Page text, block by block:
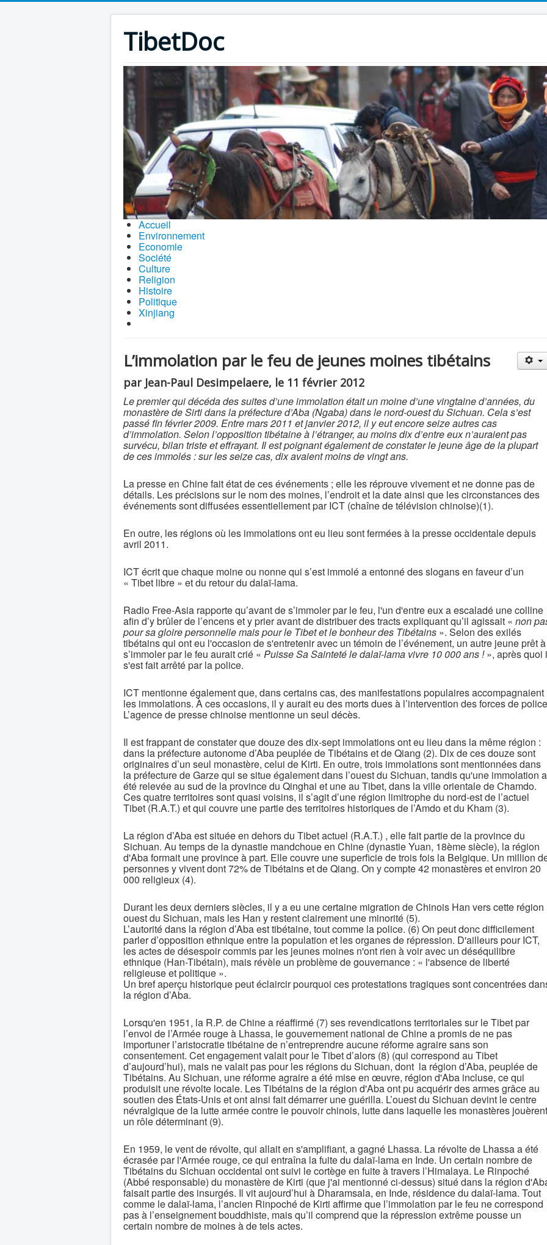
TibetDoc
Accueil
Environnement
Economie
Société
Culture
Religion
Histoire
Politique
Xinjiang
L’immolation par le feu de jeunes moines tibétains
par Jean-Paul Desimpelaere, le 11 février 2012
Le premier qui décéda des suites d’une immolation était un moine d’une vingtaine d’années, du
monastère de Sirti dans la préfecture d’Aba (Ngaba) dans le nord-ouest du Sichuan. Cela s’est
passé fin février 2009. Entre mars 2011 et janvier 2012, il y eut encore seize autres cas
d’immolation. Selon l’opposition tibétaine à l’étranger, au moins dix d’entre eux n’auraient pas
survécu, bilan triste et effrayant. Il est poignant également de constater le jeune âge de la plupart
de ces immolés : sur les seize cas, dix avaient moins de vingt ans.
La presse en Chine fait état de ces événements ; elle les réprouve vivement et ne donne pas de
détails. Les précisions sur le nom des moines, l’endroit et la date ainsi que les circonstances des
événements sont diffusées essentiellement par ICT (chaîne de télévision chinoise)(1).
En outre, les régions où les immolations ont eu lieu sont fermées à la presse occidentale depuis
avril 2011.
ICT écrit que chaque moine ou nonne qui s’est immolé a entonné des slogans en faveur d’un
« Tibet libre » et du retour du dalaï-lama.
Radio Free-Asia rapporte qu’avant de s’immoler par le feu, l'un d'entre eux a escaladé une colline
afin d’y brûler de l’encens et y prier avant de distribuer des tracts expliquant qu’il agissait « non
pour sa gloire personnelle mais pour le Tibet et le bonheur des Tibétains ». Selon des exilés
tibétains qui ont eu l'occasion de s'entretenir avec un témoin de l’événement, un autre jeune prêt à
s’immoler par le feu aurait crié « Puisse Sa Sainteté le dalaï-lama vivre 10 000 ans !», après quoi
s'est fait arrêté par la police.
ICT mentionne également que, dans certains cas, des manifestations populaires accompagnaient
les immolations. À ces occasions, il y aurait eu des morts dues à l’intervention des forces de
L’agence de presse chinoise mentionne un seul décès.
Il est frappant de constater que douze des dix-sept immolations ont eu lieu dans la même région :
dans la préfecture autonome d’Aba peuplée de Tibétains et de Qiang (2). Dix de ces douze sont
originaires d’un seul monastère, celui de Kirti. En outre, trois immolations sont mentionnées dans
la préfecture de Garze qui se situe également dans l’ouest du Sichuan, tandis qu'une immolation a
été relevée au sud de la province du Qinghai et une au Tibet, dans la ville orientale de Chamdo.
Ces quatre territoires sont quasi voisins, il s’agit d’une région limitrophe du nord-est de l’actuel
Tibet (R.A.T.) et qui couvre une partie des territoires historiques de l’Amdo et du Kham (3).
La région d’Aba est située en dehors du Tibet actuel (R.A.T.) , elle fait partie de la province du
Sichuan. Au temps de la dynastie mandchoue en Chine (dynastie Yuan, 18ème siècle), la région
d'Aba formait une province à part. Elle couvre une superficie de trois fois la Belgique. Un million
personnes y vivent dont 72% de Tibétains et de Qiang. On y compte 42 monastères et environ 20
000 religieux (4).
Durant les deux derniers siècles, il y a eu une certaine migration de Chinois Han vers cette région
ouest du Sichuan, mais les Han y restent clairement une minorité (5).
L’autorité dans la région d’Aba est tibétaine, tout comme la police. (6) On peut donc difficilement
parler d’opposition ethnique entre la population et les organes de répression. D'ailleurs pour ICT,
les actes de désespoir commis par les jeunes moines n'ont rien à voir avec un déséquilibre
ethnique (Han-Tibétain), mais révèle un problème de gouvernance : « l'absence de liberté
religieuse et politique ».
Un bref aperçu historique peut éclaircir pourquoi ces protestations tragiques sont concentrées
la région d’Aba.
Lorsqu'en 1951, la R.P. de Chine a réaffirmé (7) ses revendications territoriales sur le Tibet par
l’envoi de l’Armée rouge à Lhassa, le gouvernement national de Chine a promis de ne pas
importuner l’aristocratie tibétaine de n’entreprendre aucune réforme agraire sans son
consentement. Cet engagement valait pour le Tibet d’alors (8) (qui correspond au Tibet
d’aujourd’hui), mais ne valait pas pour les régions du Sichuan, dont la région d’Aba, peuplée de
Tibétains. Au Sichuan, une réforme agraire a été mise en œuvre, région d'Aba incluse, ce qui
produisit une révolte locale. Les Tibétains de la région d'Aba ont pu acquérir des armes grâce au
soutien des États-Unis et ont ainsi fait démarrer une guérilla. L’ouest du Sichuan devint le centre
névralgique de la lutte armée contre le pouvoir chinois, lutte dans laquelle les monastères jouèrent
un rôle déterminant (9).
En 1959, le vent de révolte, qui allait en s'amplifiant, a gagné Lhassa. La révolte de Lhassa a été
écrasée par l'Armée rouge, ce qui entraîna la fuite du dalaï-lama en Inde. Un certain nombre de
Tibétains du Sichuan occidental ont suivi le cortège en fuite à travers l’Himalaya. Le Rinpoché
(Abbé responsable) du monastère de Kirti (que j'ai mentionné ci-dessus) situé dans la région
faisait partie des insurgés. Il vit aujourd’hui à Dharamsala, en Inde, résidence du dalaï-lama. Tout
comme le dalaï-lama, l’ancien Rinpoché de Kirti affirme que l’immolation par le feu ne correspond
pas à l’enseignement bouddhiste, mais qu’il comprend que la répression extrême pousse un
certain nombre de moines à de tels actes.